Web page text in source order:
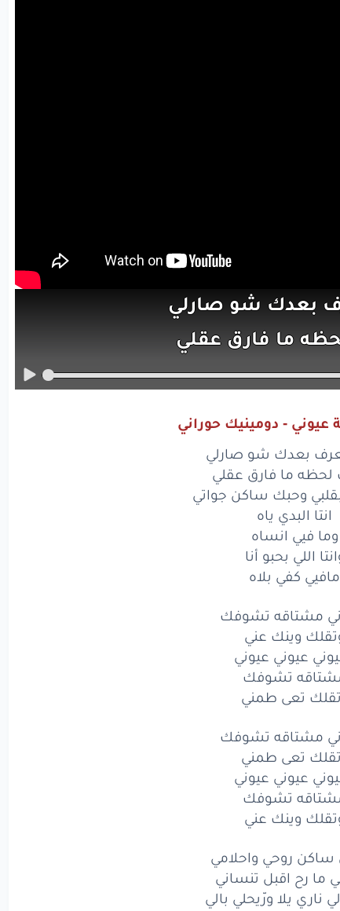
بعدك شو صارلي
ما فارق عقلي
وحبكساكنجواتي
فيي
الليبحبوأنا
كفيبلاه
مشتاقهتشوفك
وينكعني
عيونيعيوني
تشوفك
تعىطمني
تعىطمني
عيونيعيوني
تشوفك
وينكعني
روحيواحلامي
عيوني - دومينيك حوراني
بعدك شو صارلي
ما فارق عقلي
بقلبي وحبك ساكن جواتي
انتا البدي ياه
وما فيي انساه
اللي بحبو أنا
مافيي كفي بلاه
مشتاقه تشوفك
وينك عني
عيوني عيوني
تشوفك
تعى طمني
مشتاقه تشوفك
تعى طمني
عيوني عيوني
تشوفك
وينك عني
ساكن روحي واحلامي
ما رح اقبل تنساني
ناري يلا ورّيحلي بالي